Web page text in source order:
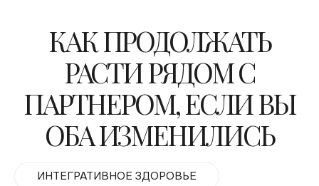
КАК ПРОДОЛЖАТЬ
РАСТИ РЯДОМ С
ПАРТНЕРОМ, ЕСЛИ ВЫ
ОБА ИЗМЕНИЛИСЬ
ИНТЕГРАТИВНОЕ ЗДОРОВЬЕ